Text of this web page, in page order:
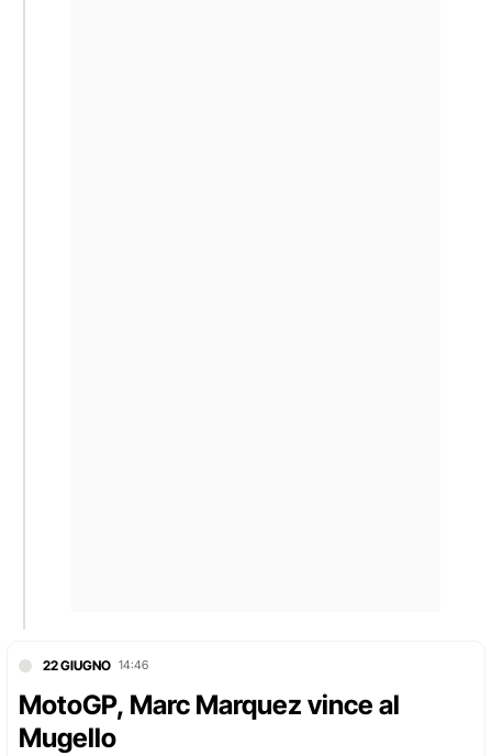
22 GIUGNO 14:46
MotoGP, Marc Marquez vince al
Mugello